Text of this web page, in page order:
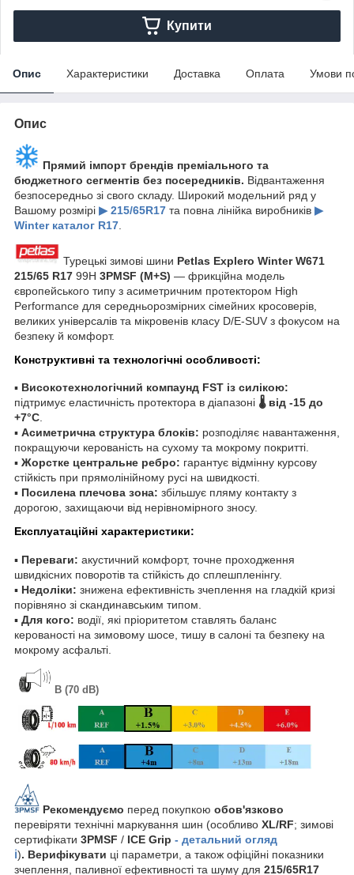
Купити
Опис Характеристики Доставка Оплата Умови
Опис
Прямий імпорт брендів преміального та
бюджетного сегментів без посередників. Відвантаження
безпосередньо зі свого складу. Широкий модельний ряд у
Вашому розмірі ▶ 215/65R17 та повна лінійка виробників ▶
Winter каталог R17
Турецькі зимові шини Petlas Explero Winter W671
215/65 R17 99H 3PMSF (M+S) — фрикційна модель
європейського типу з асиметричним протектором High
Performance для середньорозмірних сімейних кросоверів,
великих універсалів та мікровенів класу D/E-SUV з фокусом на
безпеку й комфорт.
Конструктивні та технологічні особливості:
▪ Високотехнологічний компаунд FST із силікою:
підтримує еластичність протектора в діапазоні 🌡️ від -15 до
+7°C.
▪ Асиметрична структура блоків: розподіляє навантаження,
покращуючи керованість на сухому та мокрому покритті.
▪ Жорстке центральне ребро: гарантує відмінну курсову
стійкість при прямолінійному русі на швидкості.
▪ Посилена плечова зона: збільшує пляму контакту з
дорогою, захищаючи від нерівномірного зносу.
Експлуатаційні характеристики:
▪ Переваги: акустичний комфорт, точне проходження
швидкісних поворотів та стійкість до сплешпленінгу.
▪ Недоліки: знижена ефективність зчеплення на гладкій кризі
порівняно зі скандинавським типом.
▪ Для кого: водії, які пріоритетом ставлять баланс
керованості на зимовому шосе, тишу в салоні та безпеку на
мокрому асфальті.
B (70 dB)
Рекомендуємо перед покупкою обов'язково
перевіряти технічні маркування шин (особливо XL/RF; зимові
сертифікати 3PMSF / ICE Grip - детальний огляд
ℹ️). Верифікувати ці параметри, а також офіційні показники
зчеплення, паливної ефективності та шуму для 215/65R17